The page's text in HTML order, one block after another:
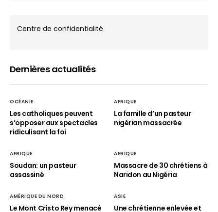
Centre de confidentialité
Dernières actualités
OCÉANIE
Les catholiques peuvent
s’opposer aux spectacles
ridiculisant la foi
AFRIQUE
La famille d’un pasteur
nigérian massacrée
AFRIQUE
Soudan: un pasteur
assassiné
AFRIQUE
Massacre de 30 chrétiens à
Naridon au Nigéria
AMÉRIQUE DU NORD
Le Mont Cristo Rey menacé
ASIE
Une chrétienne enlevée et